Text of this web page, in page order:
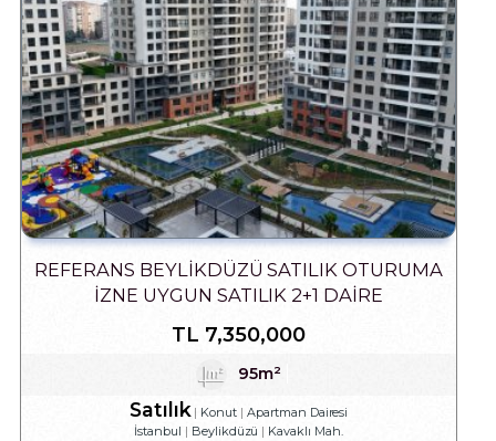
REFERANS BEYLIKDÜZÜ SATILIK OTURUMA
İZNE UYGUN SATILIK 2+1 DAIRE
TL 7,350,000
95m²
Satılık Konut
Apartman Dairesi
İstanbul
Beylikdüzü Kavaklı Mah.